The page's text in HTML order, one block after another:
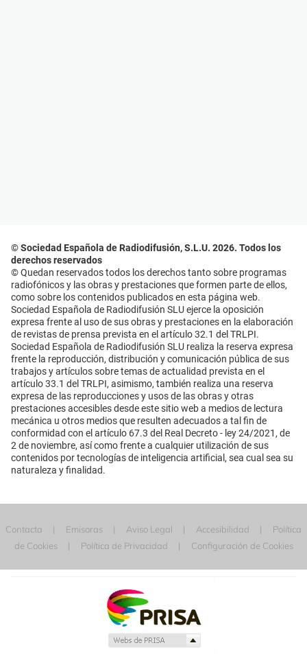
© Sociedad Española de Radiodifusión, S.L.U. 2026. Todos los
derechos reservados
© Quedan reservados todos los derechos tanto sobre programas
radiofónicos y las obras y prestaciones que formen parte de ellos,
como sobre los contenidos publicados en esta página web.
Sociedad Española de Radiodifusión SLU ejerce la oposición
expresa frente al uso de sus obras y prestaciones en la elaboración
de revistas de prensa prevista en el artículo 32.1 del TRLPI.
Sociedad Española de Radiodifusión SLU realiza la reserva expresa
frente la reproducción, distribución y comunicación pública de sus
trabajos y artículos sobre temas de actualidad prevista en el
artículo 33.1 del TRLPI, asimismo, también realiza una reserva
expresa de las reproducciones y usos de las obras y otras
prestaciones accesibles desde este sitio web a medios de lectura
mecánica u otros medios que resulten adecuados a tal fin de
conformidad con el artículo 67.3 del Real Decreto - ley 24/2021, de
2 de noviembre, así como frente a cualquier utilización de sus
contenidos por tecnologías de inteligencia artificial, sea cual sea su
naturaleza y finalidad.
Contacta Emisoras Aviso Legal Accesibilidad
Política
de Cookies
Política de Privacidad Configuración de Cookies